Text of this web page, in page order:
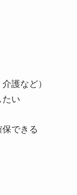
護など）
たい
できる